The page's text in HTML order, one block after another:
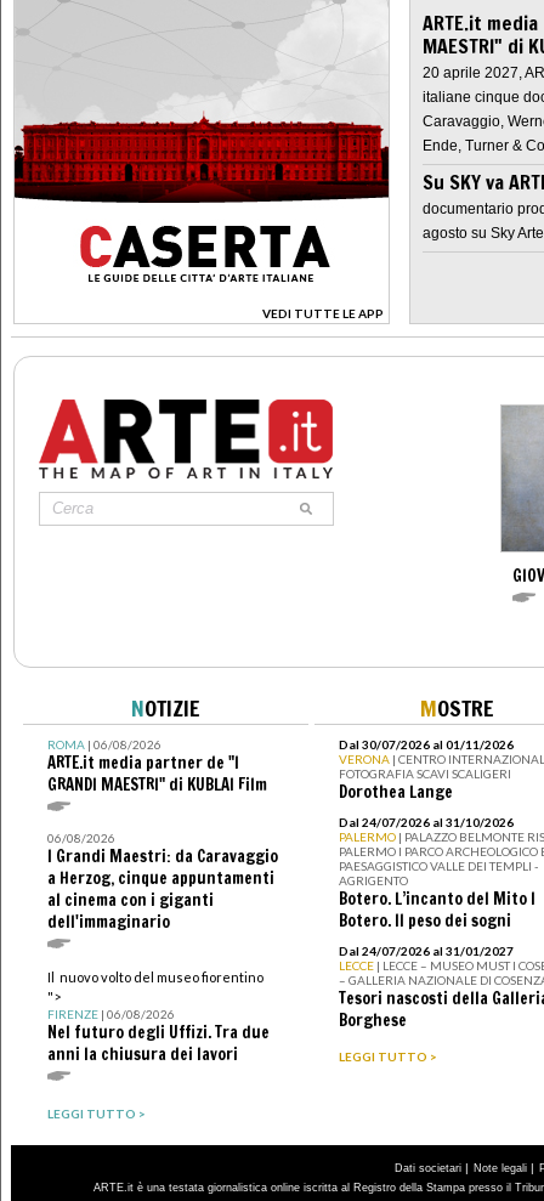
VEDI TUTTE LE APP
>
ARTE.it
MAESTRI" di
20 aprile 2027,
italiane cinque
Caravaggio,
Ende, Turner &
Su SKY va
documentario
agosto su Sky Arte
NOTIZIE
ROMA| 06/08/2026
ARTE.it media partner de "I
GRANDI MAESTRI" di KUBLAI Film
06/08/2026
I Grandi Maestri: da Caravaggio
a Herzog, cinque appuntamenti
al cinema con i giganti
dell'immaginario
Il nuovo volto del museo fiorentino
">
FIRENZE| 06/08/2026
Nel futuro degli Uffizi. Tra due
anni la chiusura dei lavori
LEGGI TUTTO >
MOSTRE
Dal 30/07/2026 al 01/11/2026
VERONA | CENTRO
FOTOGRAFIA SCAVI SCALIGERI
Dorothea Lange
Dal 24/07/2026 al 31/10/2026
PALERMO | PALAZZO BELMONTE
PALERMO I PARCO ARCHEOLOGICO
PAESAGGISTICO VALLE DEI TEMPLI -
AGRIGENTO
Botero. L’incanto del Mito I
Botero. Il peso dei sogni
Dal 24/07/2026 al 31/01/2027
LECCE | LECCE – MUSEO MUST I
– GALLERIA NAZIONALE DI
Tesori nascosti della
Borghese
LEGGI TUTTO >
Dati societari | Note legali |
ARTE.it è una testata giornalistica online iscritta al Registro della Stampa presso il